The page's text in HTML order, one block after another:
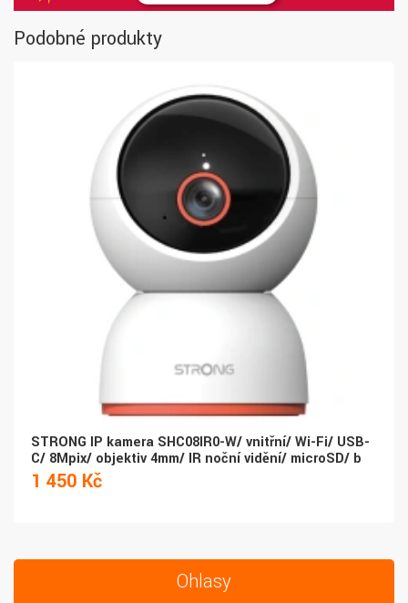
Podobné produkty
STRONG IP kamera SHC08IR0-W/ vnitřní/ Wi-Fi/ USB-
C/ 8Mpix/ objektiv 4mm/ IR noční vidění/ microSD/ b
1 450 Kč
Ohlasy